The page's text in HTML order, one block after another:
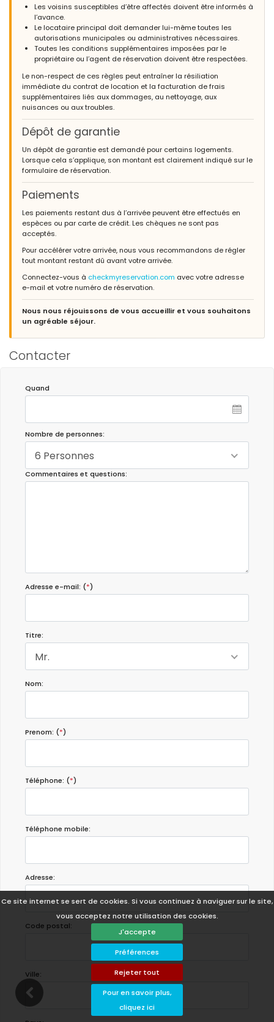
Ce site internet se sert de cookies. Si vous continuez à naviguer sur le site,
vous acceptez notre utilisation des cookies.
J'accepte
Préférences
Rejeter tout
Pour en savoir plus,
cliquez ici
Les voisins susceptibles d’être affectés doivent être informés à
l’avance.
Le locataire principal doit demander lui-même toutes les
autorisations municipales ou administratives nécessaires.
Toutes les conditions supplémentaires imposées par le
propriétaire ou l’agent de réservation doivent être respectées.
Le non-respect de ces règles peut entraîner la résiliation
immédiate du contrat de location et la facturation de frais
supplémentaires liés aux dommages, au nettoyage, aux
nuisances ou aux troubles.
Dépôt de garantie
Un dépôt de garantie est demandé pour certains logements.
Lorsque cela s’applique, son montant est clairement indiqué sur le
formulaire de réservation.
Paiements
Les paiements restant dus à l’arrivée peuvent être effectués en
espèces ou par carte de crédit. Les chèques ne sont pas
acceptés.
Pour accélérer votre arrivée, nous vous recommandons de régler
tout montant restant dû avant votre arrivée.
Connectez-vous à checkmyreservation.com avec votre adresse
e-mail et votre numéro de réservation.
Nous nous réjouissons de vous accueillir et vous souhaitons
un agréable séjour.
Contacter
Quand
Nombre de personnes:
6 Personnes
Commentaires et questions:
Adresse e-mail: (*)
Titre:
Mr.
Nom:
Prenom: (*)
Téléphone: (*)
Téléphone mobile:
Adresse:
Code postal:
Ville: